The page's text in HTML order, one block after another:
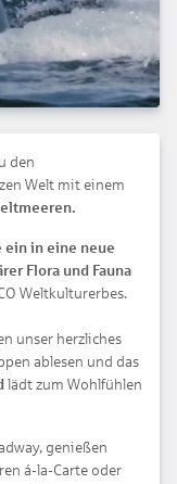
den
Welt mit einem
ein in eine neue
Flora und Fauna
Weltkulturerbes.
unser herzliches
ablesen und das
lädt zum Wohlfühlen
genießen
á-la-Carte oder